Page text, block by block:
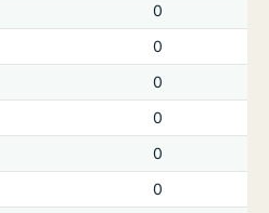
0
0
0
0
0
0